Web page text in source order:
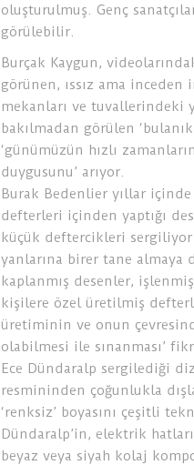
oluşturulmuş. Genç
görülebilir.
Burçak Kaygun,
görünen, ıssız ama
mekanları ve tuvallerindeki
bakılmadan görülen
‘günümüzün hızlı
duygusunu’ arıyor.
Burak Bedenlier yıllar
defterleri içinden yaptığı
küçük deftercikleri sergiliyor
yanlarına birer tane almaya
kaplanmış desenler,
kişilere özel üretilmiş
üretiminin ve onun
olabilmesi ile sınanması’
Ece Dündaralp sergilediği
resmininden çoğunlukla
‘renksiz’ boyasını çeşitli
Dündaralp’in, elektrik
beyaz veya siyah kolaj